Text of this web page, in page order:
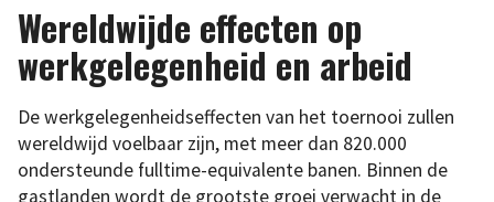
Wereldwijde effecten op
werkgelegenheid en arbeid
De werkgelegenheidseffecten van het toernooi zullen
wereldwijd voelbaar zijn, met meer dan 820.000
ondersteunde fulltime-equivalente banen. Binnen de
gastlanden wordt de grootste groei verwacht in de